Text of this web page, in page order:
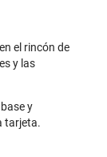
el rincón de
y las
y
tarjeta.